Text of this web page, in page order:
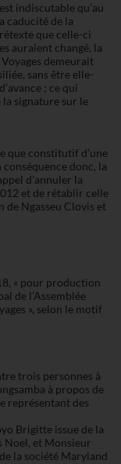
indiscutable qu’au
caducité de la
que celle-ci
auraient changé, la
demeurait
sans être elle-
; ce qui
signature sur le
que constitutif d’une
donc, la
d’annuler la
et de rétablir celle
de Ngasseu Clovis et
« pour production
de l’Assemblée
», selon le motif
trois personnes à
à propos de
représentant des
Brigitte issue de la
Noel, et Monsieur
la société Maryland